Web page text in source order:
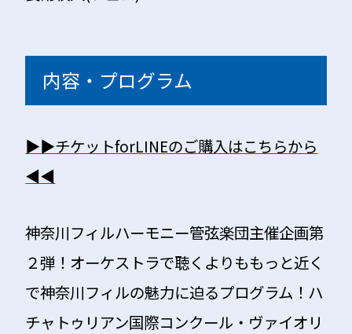
内容・プログラム
▶︎▶︎チケットforLINEのご購入はこちらから
◀︎◀︎
神奈川フィルハーモニー管弦楽団主催企画第
２弾！オーケストラで聴くよりももっと近く
で神奈川フィルの魅力に迫るプログラム！ハ
チャトゥリアン国際コンクール・ヴァイオリ